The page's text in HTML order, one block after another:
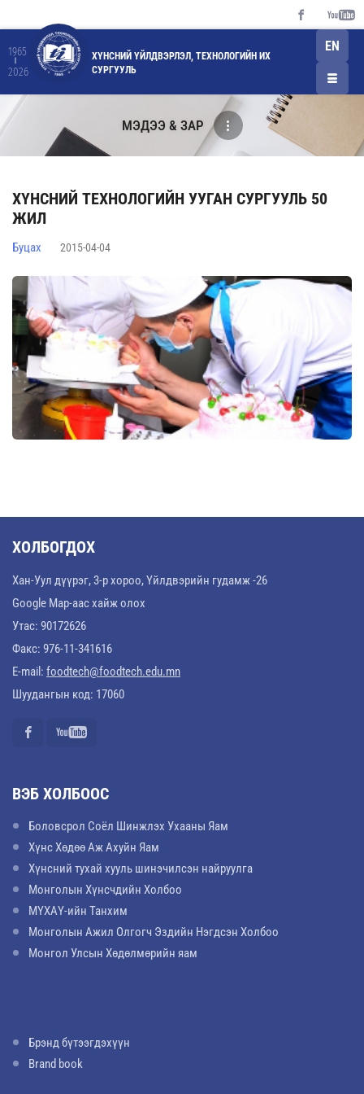
1965
2026
ХҮНСНИЙ ҮЙЛДВЭРЛЭЛ, ТЕХНОЛОГИЙН ИХ
СУРГУУЛЬ
EN
МЭДЭЭ & ЗАР
ХҮНСНИЙ ТЕХНОЛОГИЙН УУГАН СУРГУУЛЬ 50
ЖИЛ
Буцах 2015-04-04
ХОЛБОГДОХ
Хан-Уул дүүрэг, 3-р хороо, Үйлдвэрийн гудамж -26
Google Map-аас хайж олох
Утас: 90172626
Факс: 976-11-341616
E-mail: foodtech@foodtech.edu.mn
Шуудангын код: 17060
ВЭБ ХОЛБООС
Боловсрол Соёл Шинжлэх Ухааны Яам
Хүнс Хөдөө Аж Ахуйн Яам
Хүнсний тухай хууль шинэчилсэн найруулга
Монголын Хүнсчдийн Холбоо
МҮХАҮ-ийн Танхим
Монголын Ажил Олгогч Эздийн Нэгдсэн Холбоо
Монгол Улсын Хөдөлмөрийн яам
Брэнд бүтээгдэхүүн
Brand book